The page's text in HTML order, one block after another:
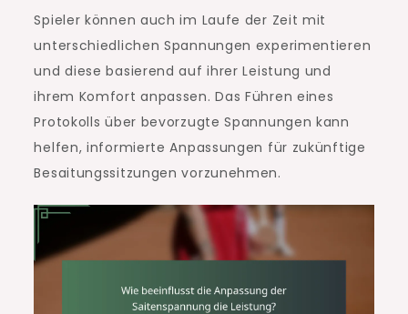
Spieler können auch im Laufe der Zeit mit
unterschiedlichen Spannungen experimentieren
und diese basierend auf ihrer Leistung und
ihrem Komfort anpassen. Das Führen eines
Protokolls über bevorzugte Spannungen kann
helfen, informierte Anpassungen für zukünftige
Besaitungssitzungen vorzunehmen.